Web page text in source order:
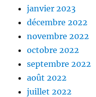
janvier 2023
décembre 2022
novembre 2022
octobre 2022
septembre 2022
août 2022
juillet 2022